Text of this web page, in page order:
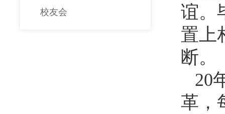
校友会
谊。
置上
断。
20
革，